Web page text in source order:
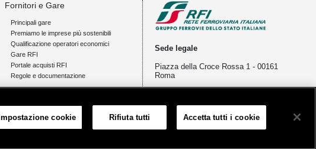
Fornitori e Gare
Principali gare
Premiamo le imprese più sostenibili
Qualificazione operatori economici
Gare RFI
Portale acquisti RFI
Regole e documentazione
Novità on line
Sede legale
Piazza della Croce Rossa 1 - 00161
Roma
Impostazione cookie Rifiuta tutti Accetta tutti i cookie